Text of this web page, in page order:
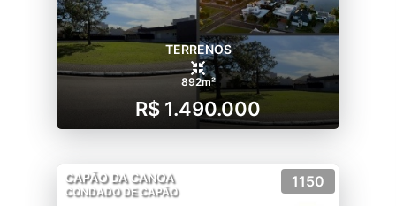
TERRENOS
892m²
R$ 1.490.000
CAPÃO DA CANOA
CONDADO DE CAPÃO
1150